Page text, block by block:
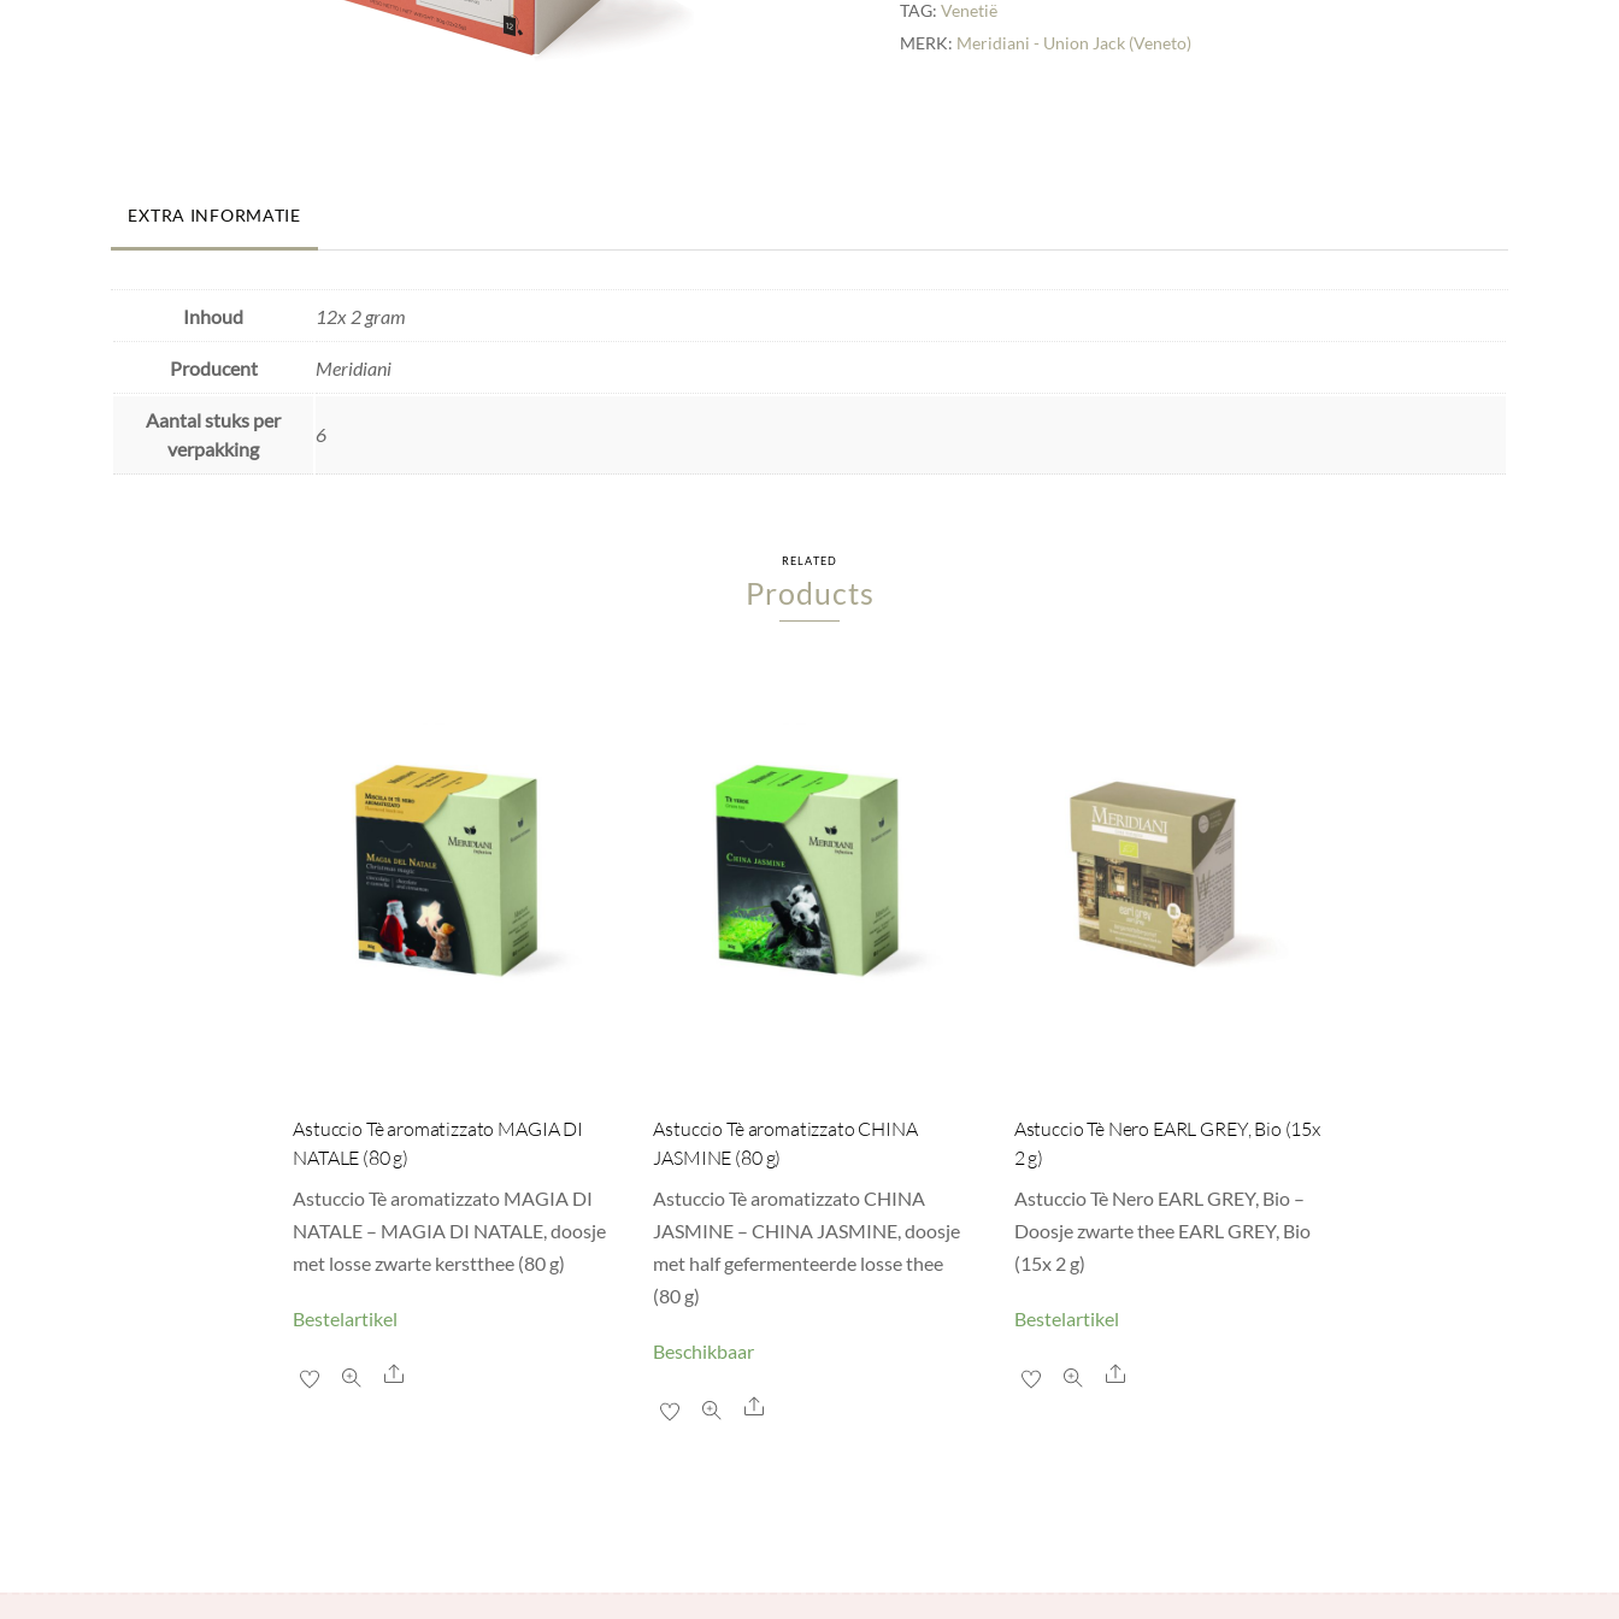
TAG:Venetië
MERK: Meridiani - Union Jack (Veneto)
EXTRA INFORMATIE
Inhoud 12x 2 gram
Producent Meridiani
Aantal stuks per
verpakking
6
RELATED
Products
Astuccio Tè aromatizzato MAGIA DI
NATALE (80 g)
Astuccio Tè aromatizzato MAGIA DI
NATALE – MAGIA DI NATALE, doosje
met losse zwarte kerstthee (80 g)
Bestelartikel
Share
Astuccio Tè aromatizzato CHINA
JASMINE (80 g)
Astuccio Tè aromatizzato CHINA
JASMINE – CHINA JASMINE, doosje
met half gefermenteerde losse thee
(80 g)
Beschikbaar
Share
Astuccio Tè Nero EARL GREY, Bio (15x
2 g)
Astuccio Tè Nero EARL GREY, Bio –
Doosje zwarte thee EARL GREY, Bio
(15x 2 g)
Bestelartikel
Share